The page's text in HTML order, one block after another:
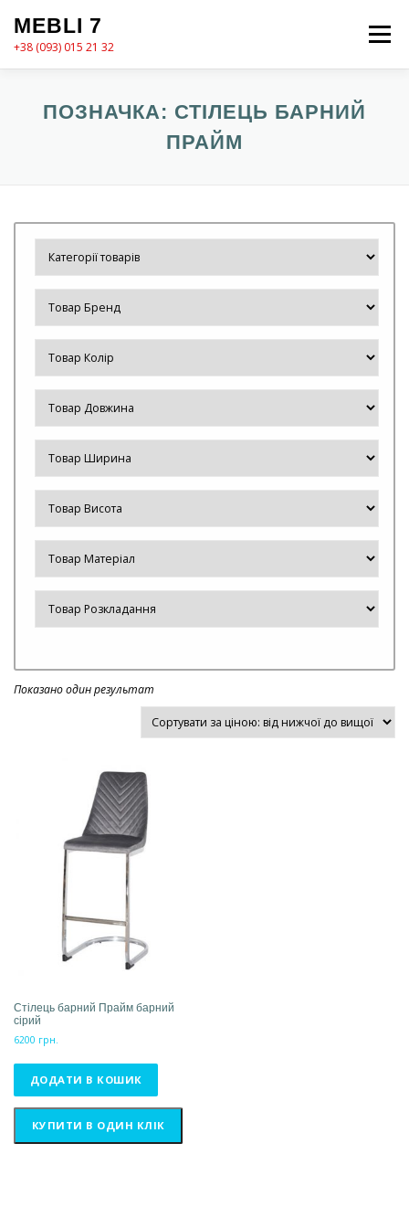
вмісту
MEBLI 7
+38 (093) 015 21 32
Меню
MEBLI7 КАТАЛОГ ПРО НАС КОШИК
ПОЗНАЧКА: СТІЛЕЦЬ БАРНИЙ
ПРАЙМ
Показано один результат
Стілець барний Прайм барний
сірий
6200 грн.
ДОДАТИ В КОШИК
КУПИТИ В ОДИН КЛІК